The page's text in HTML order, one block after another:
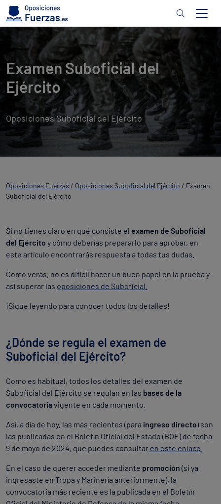
Examen Suboficial del
Ejército
Oposiciones Suboficial del Ejército
Oposiciones Fuerzas / Oposiciones Suboficial del Ejército / Examen
Suboficial del Ejército
Si no tienes claro en qué consiste el examen de Suboficial
del Ejército y cómo deberías prepararlo para aprobar, en
este artículo encontrarás respuesta a todas tus dudas.
Como verás, no es difícil hacer un buen papel en la prueba y
así superar las oposiciones de Suboficial.
¡Sigue leyendo para conocer todos los detalles!
¿Dónde se regula el examen de
Suboficial del Ejército?
Como es habitual, todos los detalles del examen de
Suboficial del Ejército se regulan en las bases de la
convocatoriavigente en cada momento.
Así, a día de hoy, las más recientes (para ingreso directo) son
las publicadas en el Boletín Oficial del Estado (BOE) de fecha
9 de mayo de 2024, que puedes consultar en este enlace
En el caso de querer acceder mediante promoción (si ya
ingresaste en Tropa y Marinería anteriormente), la
convocatoria más reciente es la publicada en el Boletín